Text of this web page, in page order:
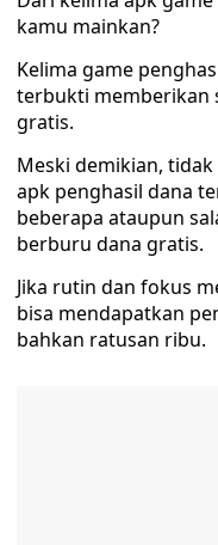
kamu mainkan?
Kelima game
terbukti memberikan
gratis.
Meski demikian,
apk penghasil dana
beberapa ataupun
berburu dana gratis.
Jika rutin dan fokus
bisa mendapatkan
bahkan ratusan ribu.